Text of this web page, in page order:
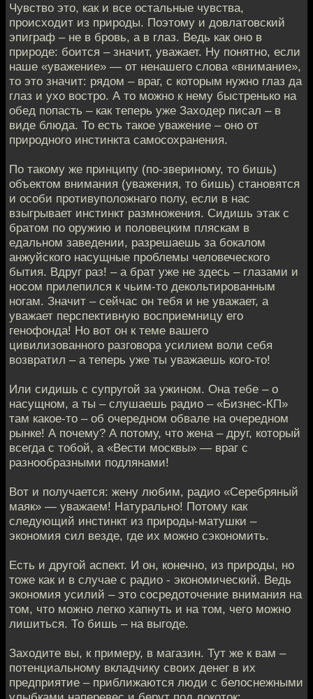
Чувство это, как и все остальные чувства,
происходит из природы. Поэтому и довлатовский
эпиграф – не в бровь, а в глаз. Ведь как оно в
природе: боится – значит, уважает. Ну понятно, если
наше «уважение» — от ненашего слова «внимание»,
то это значит: рядом – враг, с которым нужно глаз да
глаз и ухо востро. А то можно к нему быстренько на
обед попасть – как теперь уже Заходер писал – в
виде блюда. То есть такое уважение – оно от
природного инстинкта самосохранения.
По такому же принципу (по-звериному, то бишь)
объектом внимания (уважения, то бишь) становятся
и особи противуположнаго полу, если в нас
взыгрывает инстинкт размножения. Сидишь этак с
братом по оружию и половецким пляскам в
едальном заведении, разрешаешь за бокалом
анжуйского насущные проблемы человеческого
бытия. Вдруг раз! – а брат уже не здесь – глазами и
носом прилепился к чьим-то декольтированным
ногам. Значит – сейчас он тебя и не уважает, а
уважает перспективную восприемницу его
генофонда! Но вот он к теме вашего
цивилизованного разговора усилием воли себя
возвратил – а теперь уже ты уважаешь кого-то!
Или сидишь с супругой за ужином. Она тебе – о
насущном, а ты – слушаешь радио – «Бизнес-КП»
там какое-то – об очередном обвале на очередном
рынке! А почему? А потому, что жена – друг, который
всегда с тобой, а «Вести москвы» — враг с
разнообразными подлянами!
Вот и получается: жену любим, радио «Серебряный
маяк» — уважаем! Натурально! Потому как
следующий инстинкт из природы-матушки –
экономия сил везде, где их можно сэкономить.
Есть и другой аспект. И он, конечно, из природы, но
тоже как и в случае с радио - экономический. Ведь
экономия усилий – это сосредоточение внимания на
том, что можно легко хапнуть и на том, чего можно
лишиться. То бишь – на выгоде.
Заходите вы, к примеру, в магазин. Тут же к вам –
потенциальному вкладчику своих денег в их
предприятие – приближаются люди с белоснежными